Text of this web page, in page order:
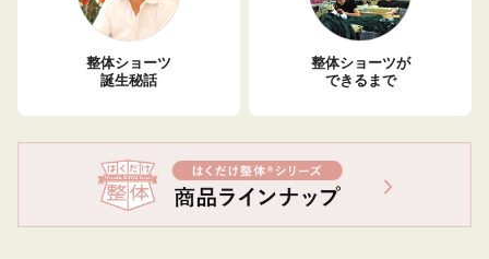
整体ショーツ
誕生秘話
整体ショーツが
できるまで